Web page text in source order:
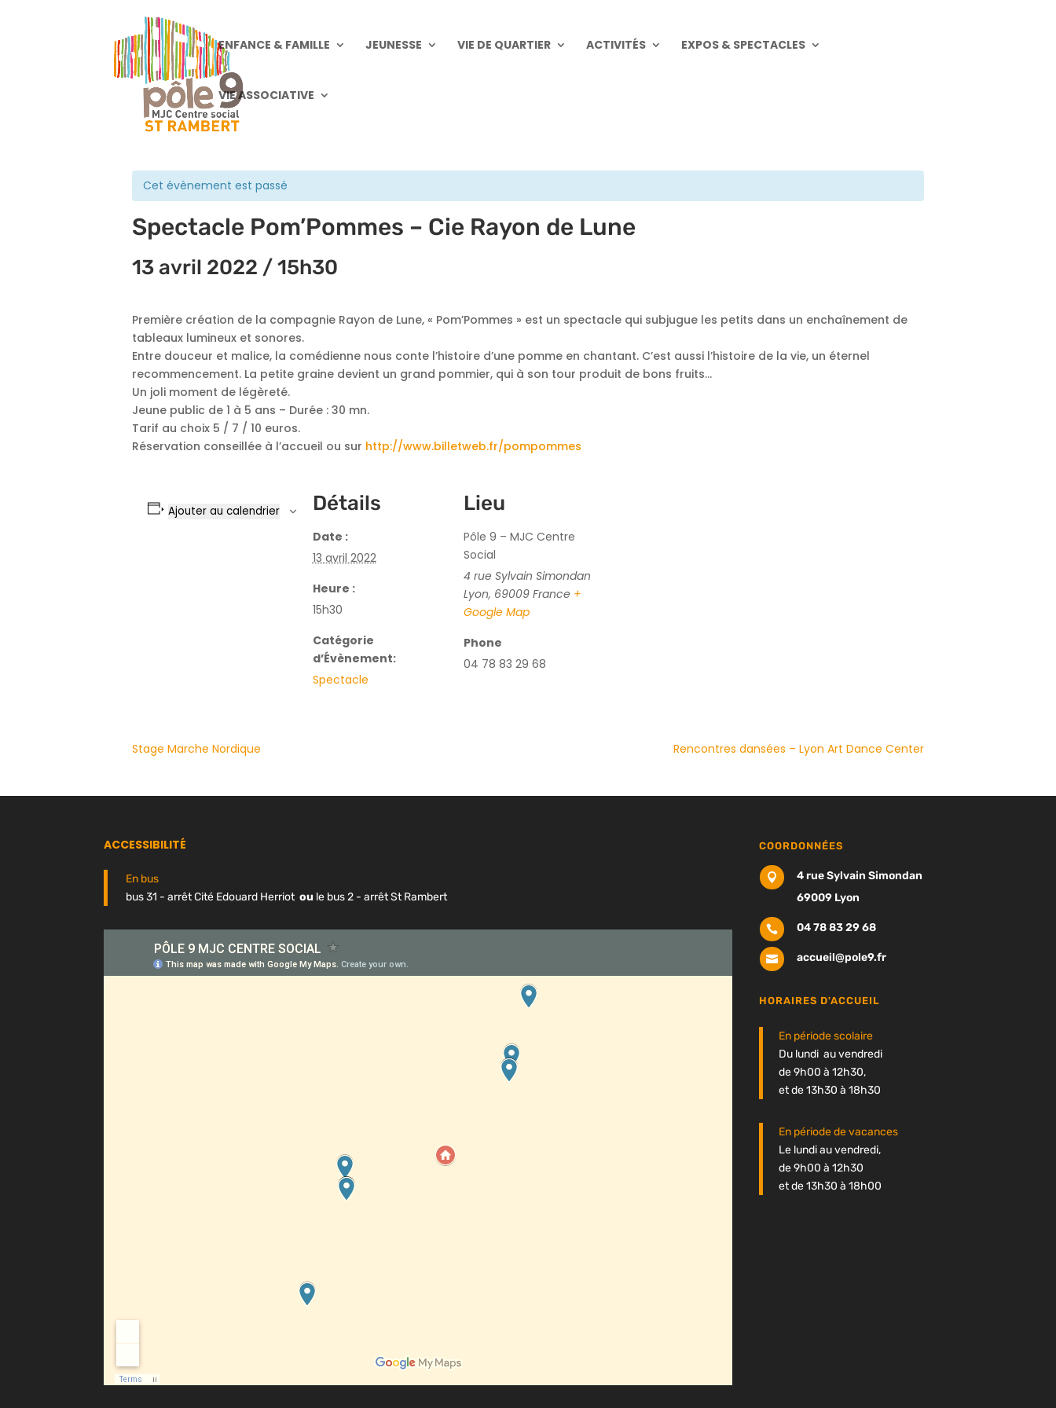
ENFANCE & FAMILLE JEUNESSE VIE DE QUARTIER ACTIVITÉS EXPOS & SPECTACLES
VIE ASSOCIATIVE
« Tous les Évènements
Cet évènement est passé
Spectacle Pom’Pommes – Cie Rayon de Lune
13 avril 2022 / 15h30
Première création de la compagnie Rayon de Lune, « Pom’Pommes » est un spectacle qui subjugue les petits dans un enchaînement de
tableaux lumineux et sonores.
Entre douceur et malice, la comédienne nous conte l’histoire d’une pomme en chantant. C’est aussi l’histoire de la vie, un éternel
recommencement. La petite graine devient un grand pommier, qui à son tour produit de bons fruits…
Un joli moment de légèreté.
Jeune public de 1 à 5 ans – Durée : 30 mn.
Tarif au choix 5 / 7 / 10 euros.
Réservation conseillée à l’accueil ou sur http://www.billetweb.fr/pompommes
Ajouter au calendrier Détails
Date :
13 avril 2022
Heure :
15h30
Catégorie
d’Évènement:
Spectacle
Lieu
Pôle 9 – MJC Centre
Social
4 rue Sylvain Simondan
Lyon, 69009 France +
Google Map
Phone
04 78 83 29 68
Stage Marche Nordique Rencontres dansées – Lyon Art Dance Center
ACCESSIBILITÉ
En bus
bus 31 - arrêt Cité Edouard Herriot ou le bus 2 - arrêt St Rambert
COORDONNÉES

4 rue Sylvain Simondan
69009 Lyon
 04 78 83 29 68
 accueil@pole9.fr
HORAIRES D'ACCUEIL
En période scolaire
Du lundi au vendredi
de 9h00 à 12h30,
et de 13h30 à 18h30
En période de vacances
Le lundi au vendredi,
de 9h00 à 12h30
et de 13h30 à 18h00